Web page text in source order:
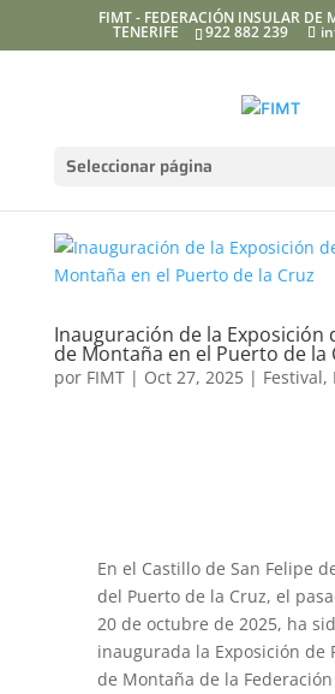
FIMT - FEDERACIÓN INSULAR DE
TENERIFE 922 882 239
Seleccionar página
Inauguración de la Exposición
de Montaña en el Puerto de la
por FIMT| Oct 27, 2025| Festival,
En el Castillo de San Felipe
del Puerto de la Cruz, el
20 de octubre de 2025, ha
inaugurada la Exposición de
de Montaña de la